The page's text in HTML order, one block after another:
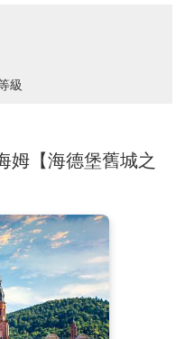
統木造建築林立，酒
史可追溯至中世紀，
景，讓人彷彿走進一
層層綠意與河谷景致中
往熱鬧的
泊在呂德斯海姆。
緩緩航行，午後抵達
光約2.5小時
輪將停泊在呂德斯海
級
姆【海德堡舊城之